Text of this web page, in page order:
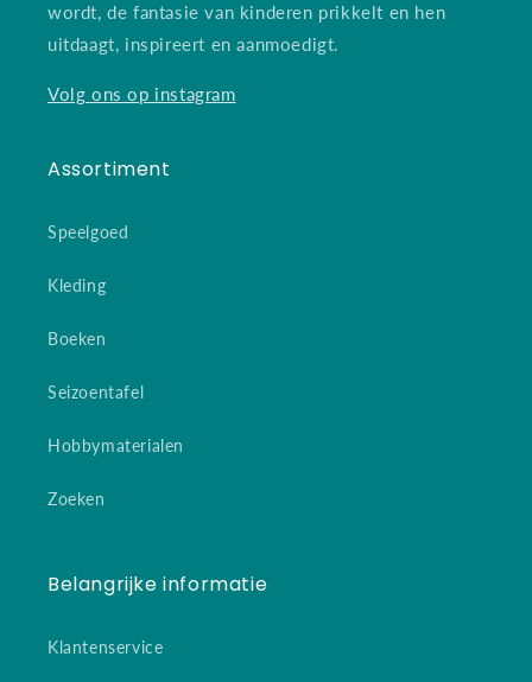
wordt, de fantasie van kinderen prikkelt en hen
uitdaagt, inspireert en aanmoedigt.
Volg ons op instagram
Assortiment
Speelgoed
Kleding
Boeken
Seizoentafel
Hobbymaterialen
Zoeken
Belangrijke informatie
Klantenservice